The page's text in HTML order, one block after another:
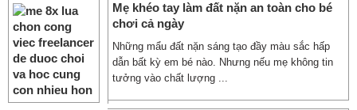
Mẹ khéo tay làm đất nặn an toàn cho bé
chơi cả ngày
Những mẩu đất nặn sáng tạo đầy màu sắc hấp
dẫn bất kỳ em bé nào. Nhưng nếu mẹ không tin
tưởng vào chất lượng ...